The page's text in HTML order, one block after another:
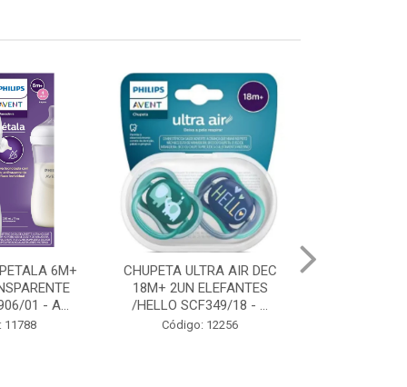
AIR DEC
18 - ...
12256
CHUPETA ULTRA AIR DEC 0-
6M PINGUIM AZUL 1UN
SCF081/03 - AVEN...
Código: 11684